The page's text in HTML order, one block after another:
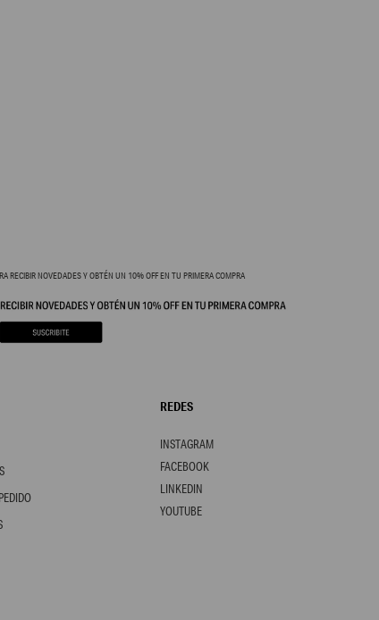
RECIBIR NOVEDADES Y OBTÉN UN 10% OFF EN TU PRIMERA COMPRA
REDES
FACEBOOK
YOUTUBE
INSTAGRAM
LINKEDIN